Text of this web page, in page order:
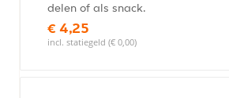
delen of als snack.
€ 4,25
incl. statiegeld (€ 0,00)